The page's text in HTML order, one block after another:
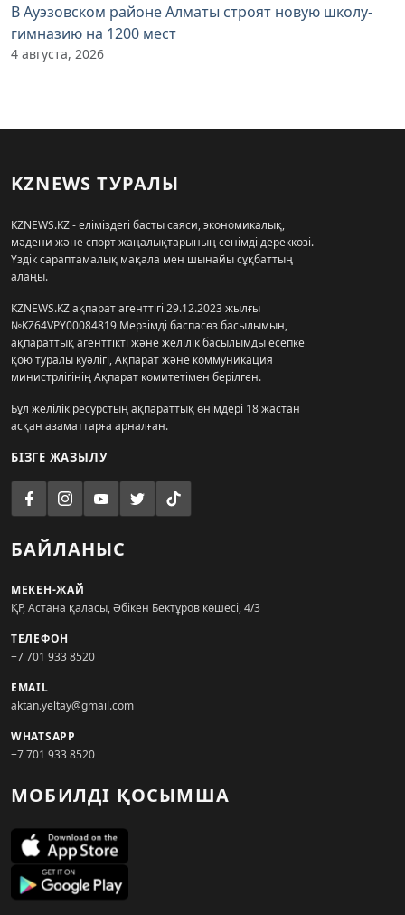
В Ауэзовском районе Алматы строят новую школу-
гимназию на 1200 мест
4 августа, 2026
KZNEWS ТУРАЛЫ
KZNEWS.KZ - еліміздегі басты саяси, экономикалық,
мәдени және спорт жаңалықтарының сенімді дереккөзі.
Үздік сараптамалық мақала мен шынайы сұқбаттың
алаңы.
KZNEWS.KZ ақпарат агенттігі 29.12.2023 жылғы
№KZ64VPY00084819 Мерзімді баспасөз басылымын,
ақпараттық агенттікті және желілік басылымды есепке
қою туралы куәлігі, Ақпарат және коммуникация
министрлігінің Ақпарат комитетімен берілген.
Бұл желілік ресурстың ақпараттық өнімдері 18 жастан
асқан азаматтарға арналған.
БІЗГЕ ЖАЗЫЛУ
БАЙЛАНЫС
МЕКЕН-ЖАЙ
ҚР, Астана қаласы, Әбікен Бектұров көшесі, 4/3
ТЕЛЕФОН
+7 701 933 8520
EMAIL
aktan.yeltay@gmail.com
WHATSAPP
+7 701 933 8520
МОБИЛДІ ҚОСЫМША